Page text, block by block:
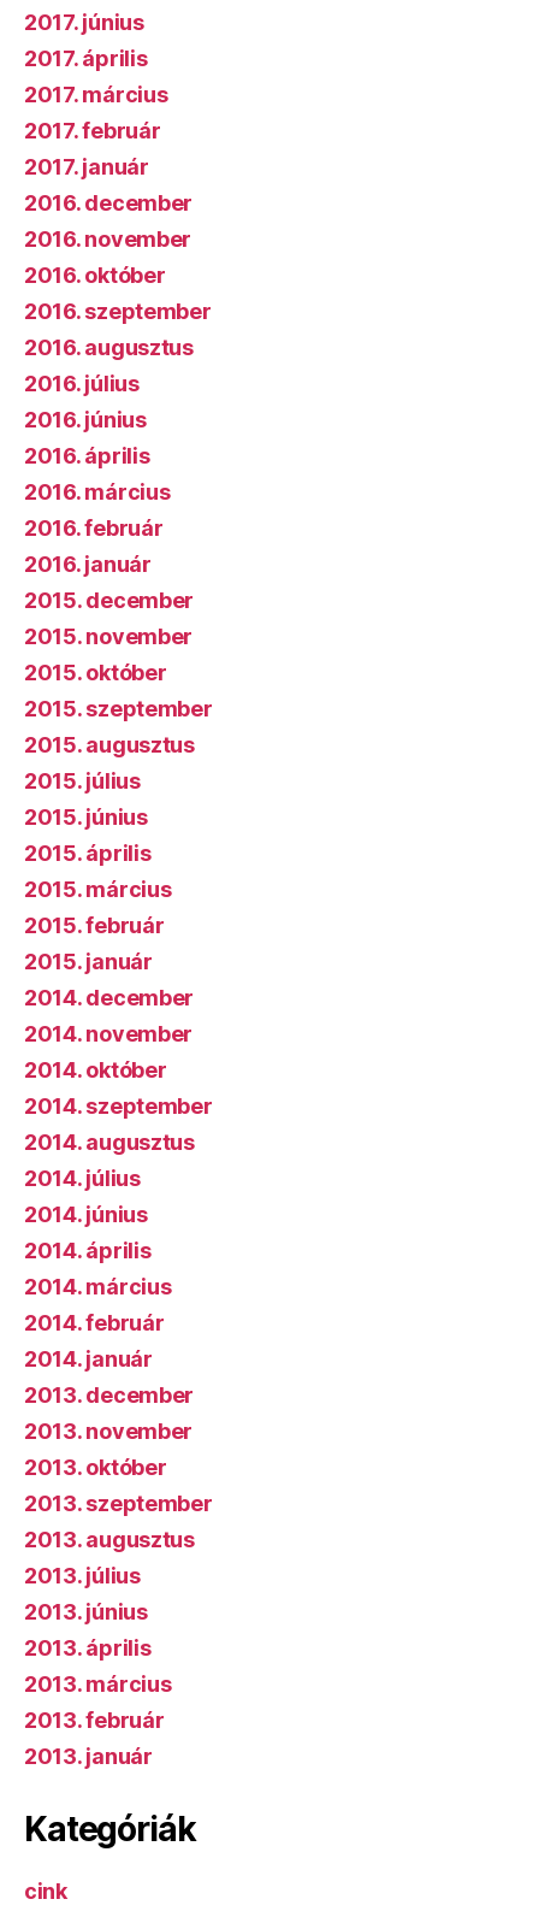
2017. június
2017. április
2017. március
2017. február
2017. január
2016. december
2016. november
2016. október
2016. szeptember
2016. augusztus
2016. július
2016. június
2016. április
2016. március
2016. február
2016. január
2015. december
2015. november
2015. október
2015. szeptember
2015. augusztus
2015. július
2015. június
2015. április
2015. március
2015. február
2015. január
2014. december
2014. november
2014. október
2014. szeptember
2014. augusztus
2014. július
2014. június
2014. április
2014. március
2014. február
2014. január
2013. december
2013. november
2013. október
2013. szeptember
2013. augusztus
2013. július
2013. június
2013. április
2013. március
2013. február
2013. január
Kategóriák
cink